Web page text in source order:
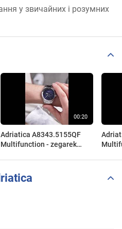
у звичайних і розумних
Adriatica A8343.5155QF
Multifunction - zegarek